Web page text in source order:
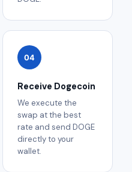
04
Receive Dogecoin
We execute the
swap at the best
rate and send DOGE
directly to your
wallet.